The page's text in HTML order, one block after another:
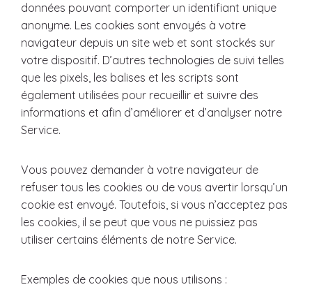
données pouvant comporter un identifiant unique
anonyme. Les cookies sont envoyés à votre
navigateur depuis un site web et sont stockés sur
votre dispositif. D’autres technologies de suivi telles
que les pixels, les balises et les scripts sont
également utilisées pour recueillir et suivre des
informations et afin d’améliorer et d’analyser notre
Service.
Vous pouvez demander à votre navigateur de
refuser tous les cookies ou de vous avertir lorsqu’un
cookie est envoyé. Toutefois, si vous n’acceptez pas
les cookies, il se peut que vous ne puissiez pas
utiliser certains éléments de notre Service.
Exemples de cookies que nous utilisons :